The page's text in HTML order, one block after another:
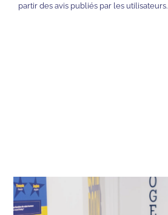
partir des avis publiés par les utilisateurs.